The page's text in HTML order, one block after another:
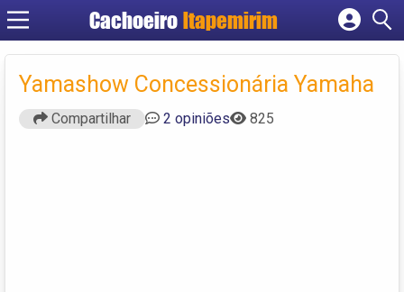
Cachoeiro Itapemirim
Cadastrar empresa
Criar conta
Yamashow Concessionária Yamaha
Compartilhar 2 opiniões 825